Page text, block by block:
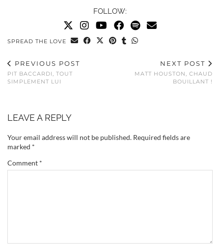
FOLLOW:
SPREAD THE LOVE
PREVIOUS POST
PIT BACCARDI, TOUT
SIMPLEMENT LUI
NEXT POST
MATT HOUSTON, CHAUD
BOUILLANT !
LEAVE A REPLY
Your email address will not be published. Required fields are
marked *
Comment *